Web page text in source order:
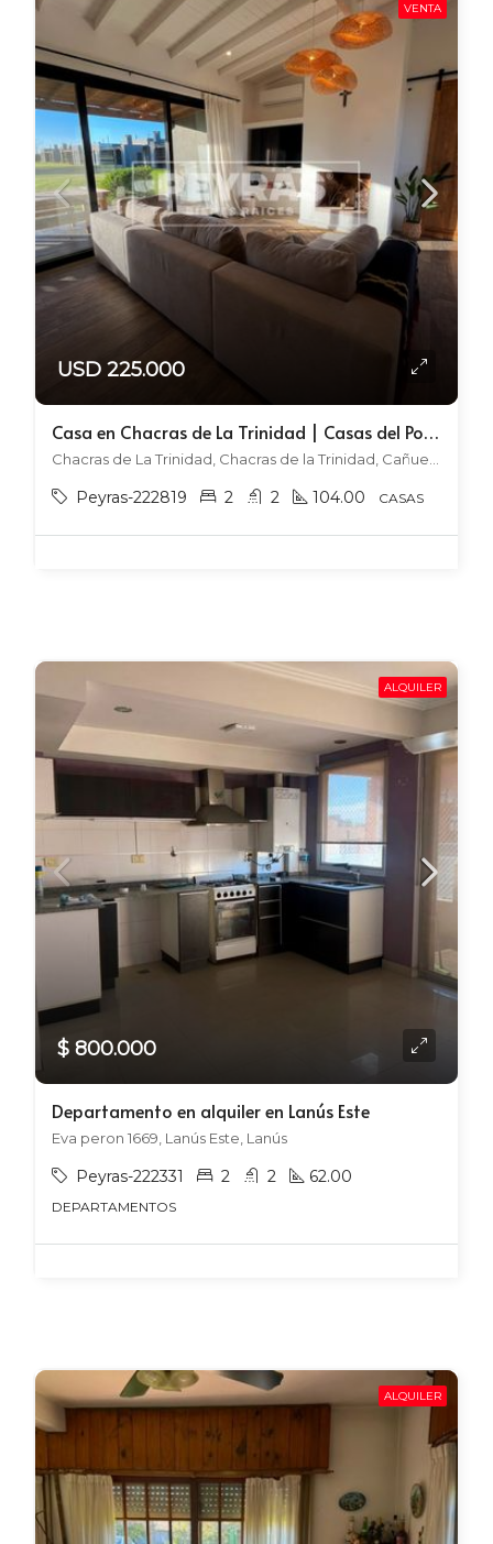
VENTA
USD 225.000
Casa en Chacras de La Trinidad | Casas del Polo | Equipada
Peyras-222819 2 2 104.00 CASAS
ALQUILER
$ 800.000
Departamento en alquiler en Lanús Este
Eva peron 1669, Lanús Este, Lanús
Peyras-222331 2 2 62.00
DEPARTAMENTOS
ALQUILER